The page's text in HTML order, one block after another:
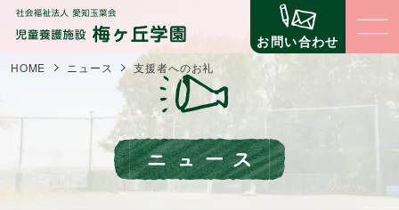
お問い合わせ
梅ヶ丘学園について
梅ヶ丘学園の理念
梅ヶ丘学園の概要
子どもたちの生活と環境
HOME ニュース 支援者へのお礼